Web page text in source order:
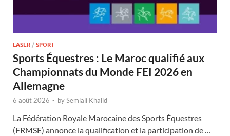
LASER / SPORT
Sports Équestres : Le Maroc qualifié aux
Championnats du Monde FEI 2026 en
Allemagne
6 août 2026 - bySemlali Khalid
La Fédération Royale Marocaine des Sports Équestres
(FRMSE) annonce la qualification et la participation de …